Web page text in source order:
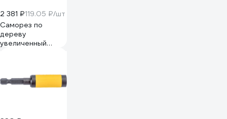
2 381 ₽119.05 ₽/шт
Саморез по
дереву
увеличенный
75497